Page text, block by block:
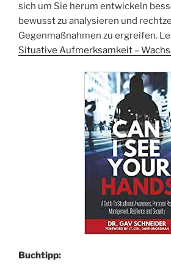
sich um Sie herum entwickeln
bewusst zu analysieren und
Gegenmaßnahmen zu ergreifen.
Situative Aufmerksamkeit –
Buchtipp: